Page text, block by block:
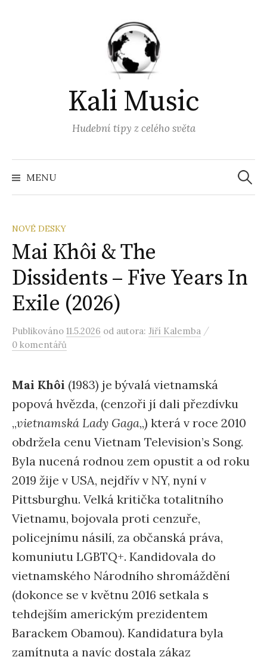
Kali Music
Hudební tipy z celého světa
MENU
NOVÉ DESKY
Mai Khôi & The
Dissidents – Five Years In
Exile (2026)
Publikováno 11.5.2026 od autora: Jiří Kalemba /
0 komentářů
Mai Khôi (1983) je bývalá vietnamská
popová hvězda, (cenzoři jí dali přezdívku
„vietnamská Lady Gaga„) která v roce 2010
obdržela cenu Vietnam Television’s Song.
Byla nucená rodnou zem opustit a od roku
2019 žije v USA, nejdřív v NY, nyní v
Pittsburghu. Velká kritička totalitního
Vietnamu, bojovala proti cenzuře,
policejnímu násilí, za občanská práva,
komuniutu LGBTQ+. Kandidovala do
vietnamského Národního shromáždění
(dokonce se v květnu 2016 setkala s
tehdejším americkým prezidentem
Barackem Obamou). Kandidatura byla
zamítnuta a navíc dostala zákaz